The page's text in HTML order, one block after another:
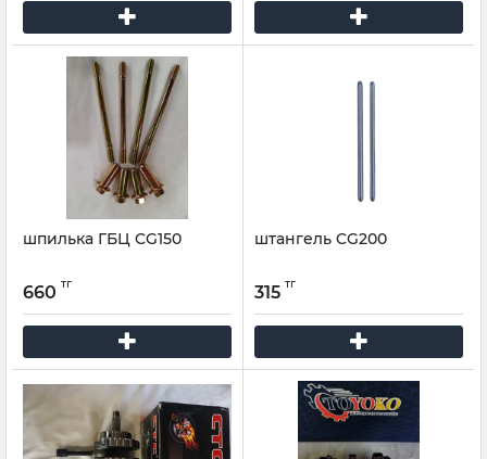
шпилька ГБЦ CG150
660 тг
штангель CG200
315 тг